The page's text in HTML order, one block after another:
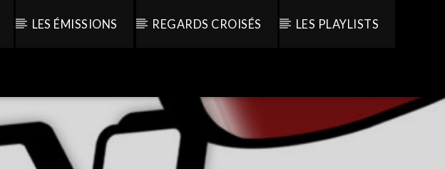
LES ÉMISSIONS REGARDS CROISÉS LES PLAYLISTS